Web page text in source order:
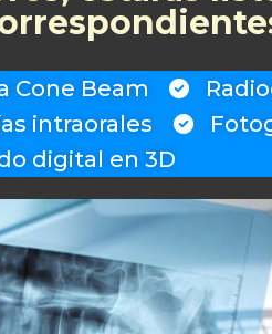
Cone Beam
intraorales
digital en 3D